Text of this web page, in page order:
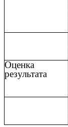
Оценка
результата